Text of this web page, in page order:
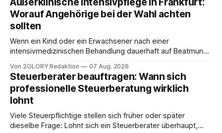
Außerklinische Intensivpflege in Frankfurt:
Worauf Angehörige bei der Wahl achten
sollten
Wenn ein Kind oder ein Erwachsener nach einer
intensivmedizinischen Behandlung dauerhaft auf Beatmung
angewiesen ist, stellt sich für Familien eine schwierige
Frage: Muss die Versorgung dauerhaft in der Klinik bleiben –
oder ist ein Leben zu Hause möglich? Die außerklinische
Intensivpflege bietet genau diese Alternative: Sie
Von 2GLORY Redaktion 07 Aug. 2026
Steuerberater beauftragen: Wann sich
professionelle Steuerberatung wirklich
lohnt
Viele Steuerpflichtige stellen sich früher oder später
dieselbe Frage: Lohnt sich ein Steuerberater überhaupt,